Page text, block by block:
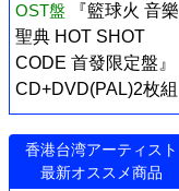
OST盤
『籃球火 音樂
聖典 HOT SHOT
CODE 首發限定盤』
CD+DVD(PAL)2枚組
香港台湾アーティスト
最新オススメ商品